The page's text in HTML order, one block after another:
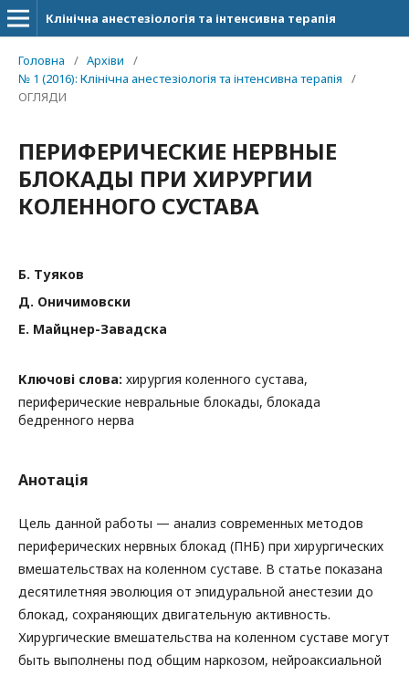
Клінічна анестезіологія та інтенсивна терапія
Головна / Архіви
/
№ 1 (2016): Клінічна анестезіологія та інтенсивна терапія
/
ОГЛЯДИ
ПЕРИФЕРИЧЕСКИЕ НЕРВНЫЕ
БЛОКАДЫ ПРИ ХИРУРГИИ
КОЛЕННОГО СУСТАВА
Б. Туяков
Д. Оничимовски
Е. Майцнер-Завадска
Ключові слова: хирургия коленного сустава,
периферические невральные блокады, блокада
бедренного нерва
Анотація
Цель данной работы — анализ современных методов
периферических нервных блокад (ПНБ) при хирургических
вмешательствах на коленном суставе. В статье показана
десятилетняя эволюция от эпидуральной анестезии до
блокад, сохраняющих двигательную активность.
Хирургические вмешательства на коленном суставе могут
быть выполнены под общим наркозом, нейроаксиальной